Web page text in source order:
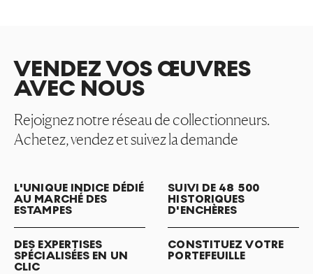
VENDEZ VOS ŒUVRES
AVEC NOUS
Rejoignez notre réseau de collectionneurs.
Achetez, vendez et suivez la demande
L'UNIQUE INDICE DÉDIÉ
AU MARCHÉ DES
ESTAMPES
SUIVI DE 48 500
HISTORIQUES
D'ENCHÈRES
DES EXPERTISES
SPÉCIALISÉES EN UN
CLIC
CONSTITUEZ VOTRE
PORTEFEUILLE